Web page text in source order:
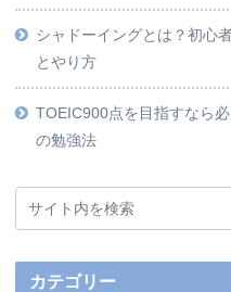
シャドーイングとは？初心
とやり方
TOEIC900点を目指すなら
の勉強法
カテゴリー